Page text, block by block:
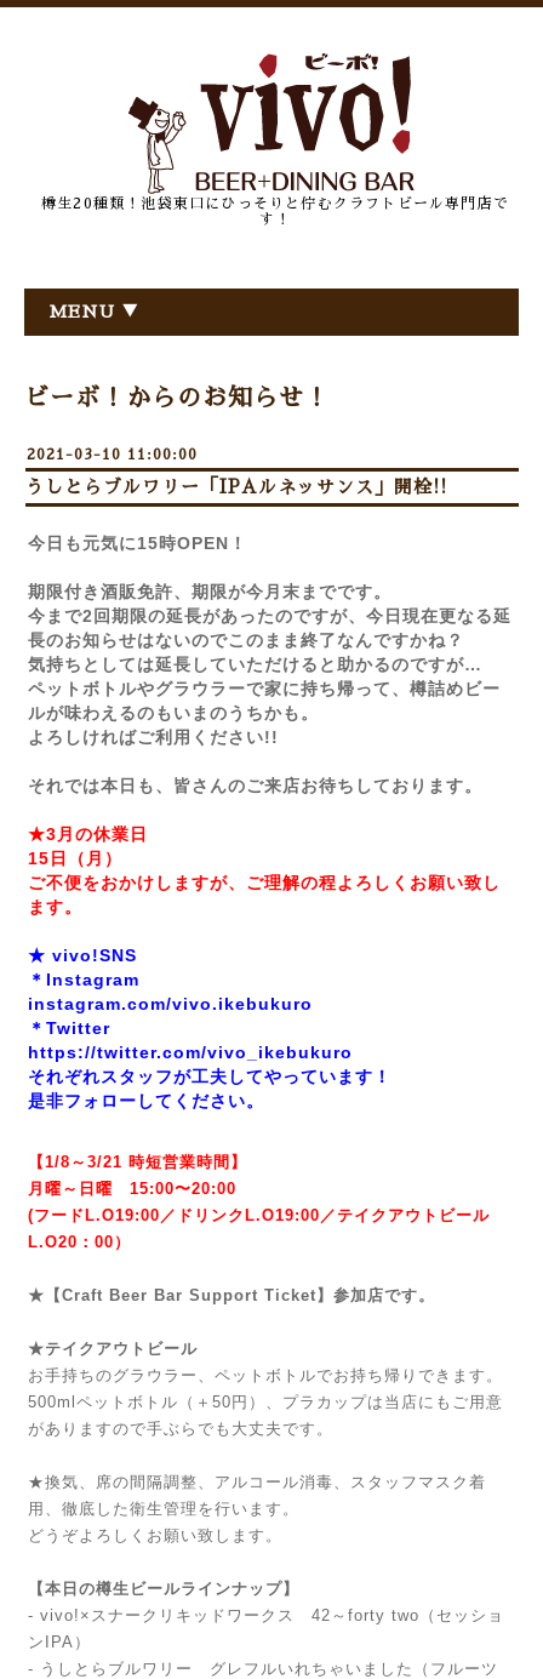
樽生20種類！池袋東口にひっそりと佇むクラフトビール専門店で
す！
MENU ▼
ビーボ！からのお知らせ！
2021-03-10 11:00:00
うしとらブルワリー「IPAルネッサンス」開栓!!
今日も元気に15時OPEN！
期限付き酒販免許、期限が今月末までです。
今まで2回期限の延長があったのですが、今日現在更なる延
長のお知らせはないのでこのまま終了なんですかね？
気持ちとしては延長していただけると助かるのですが…
ペットボトルやグラウラーで家に持ち帰って、樽詰めビー
ルが味わえるのもいまのうちかも。
よろしければご利用ください!!
それでは本日も、皆さんのご来店お待ちしております。
★3月の休業日
15日（月）
ご不便をおかけしますが、ご理解の程よろしくお願い致し
ます。
★ vivo!SNS
＊Instagram
instagram.com/vivo.ikebukuro
＊Twitter
https://twitter.com/vivo_ikebukuro
それぞれスタッフが工夫してやっています！
是非フォローしてください。
【1/8～3/21 時短営業時間】
月曜～日曜 15:00〜20:00
(フードL.O19:00／ドリンクL.O19:00／テイクアウトビール
L.O20：00）
★【Craft Beer Bar Support Ticket】参加店です。
★テイクアウトビール
お手持ちのグラウラー、ペットボトルでお持ち帰りできます。
500mlペットボトル（＋50円）、プラカップは当店にもご用意
がありますので手ぶらでも大丈夫です。
★換気、席の間隔調整、アルコール消毒、スタッフマスク着
用、徹底した衛生管理を行います。
どうぞよろしくお願い致します。
【本日の樽生ビールラインナップ】
- vivo!×スナークリキッドワークス 42～forty two（セッショ
ンIPA）
- うしとらブルワリー グレフルいれちゃいました（フルーツ